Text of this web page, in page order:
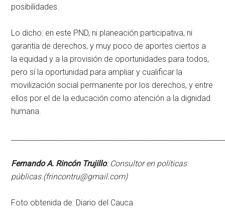
posibilidades.
Lo dicho: en este PND, ni planeación participativa, ni
garantía de derechos, y muy poco de aportes ciertos a
la equidad y a la provisión de oportunidades para todos,
pero sí la oportunidad para ampliar y cualificar la
movilización social permanente por los derechos, y entre
ellos por el de la educación como atención a la dignidad
humana.
Fernando A. Rincón Trujillo: Consultor en políticas
públicas.(frincontru@gmail.com)
Foto obtenida de: Diario del Cauca